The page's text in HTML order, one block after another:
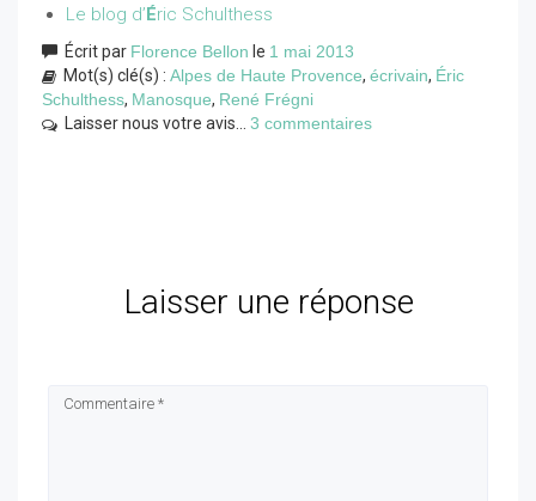
Le blog d’Éric Schulthess
Écrit par Florence Bellon le 1 mai 2013
Mot(s) clé(s) : Alpes de Haute Provence, écrivain, Éric
Schulthess, Manosque, René Frégni
Laisser nous votre avis... 3 commentaires
Laisser une réponse